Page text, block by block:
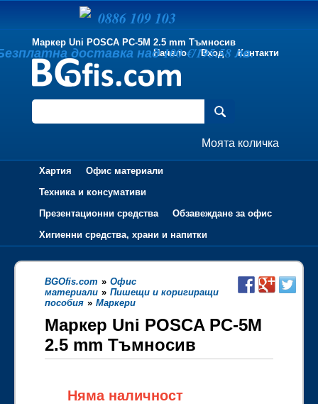
Маркер Uni POSCA PC-5M 2.5 mm Тъмносив
Начало
Вход Контакти
Моята количка
Хартия
Офис материали
Техника и консумативи
Презентационни средства
Обзавеждане за офис
Хигиенни средства, храни и напитки
BGOfis.com » Офис
материали » Пишещи и коригиращи
пособия » Маркери
Маркер Uni POSCA PC-5M
2.5 mm Тъмносив
Няма наличност
0886 109 103
доставка над 100 €/195.58 лв.